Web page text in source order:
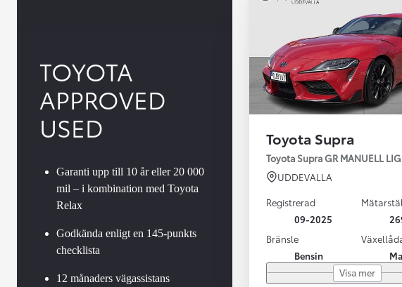
Från 599 900 kr
Nya Corolla Cross
TOYOTA
APPROVED
USED
Garanti upp till 10 år eller 20 000
mil – i kombination med Toyota
Relax
Godkända enligt en 145-punkts
checklista
12 månaders vägassistans
Toyota Supra
Toyota Supra GR MANUELL
UDDEVALLA
Registrerad
09-2025
Bränsle
Bensin
Visa mer